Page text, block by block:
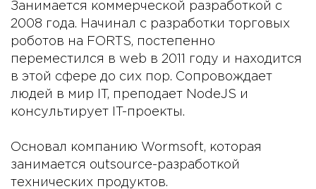
Занимается коммерческой разработкой с
2008 года. Начинал с разработки торговых
роботов на FORTS, постепенно
переместился в web в 2011 году и находится
в этой сфере до сих пор. Сопровождает
людей в мир IT, преподает NodeJS и
консультирует IT-проекты.
Основал компанию Wormsoft, которая
занимается outsource-разработкой
технических продуктов.